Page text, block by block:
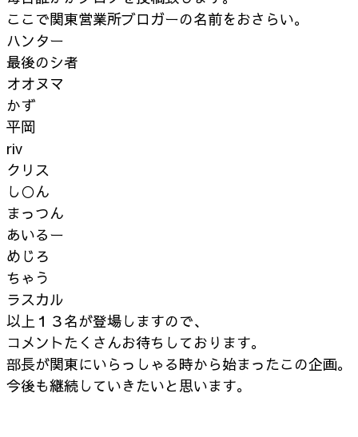
ここで関東営業所ブロガーの名前をおさらい。
ハンター
最後のシ者
オオヌマ
かず
平岡
riv
クリス
し○ん
まっつん
あいるー
めじろ
ちゃう
ラスカル
以上１３名が登場しますので、
コメントたくさんお待ちしております。
部長が関東にいらっしゃる時から始まったこの企画。
今後も継続していきたいと思います。